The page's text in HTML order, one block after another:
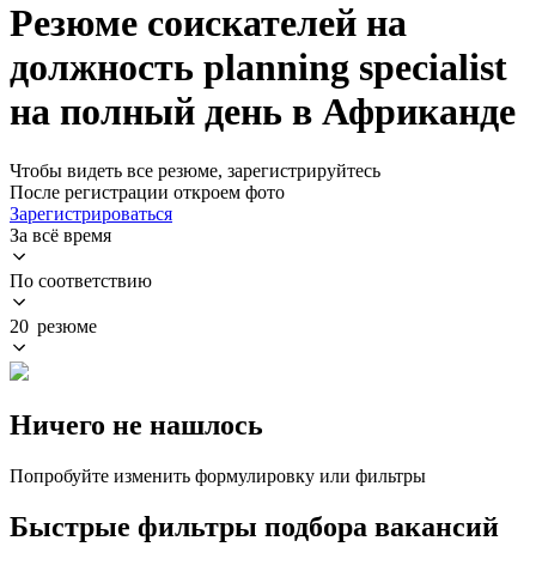
Резюме соискателей на
должность planning specialist
на полный день в Африканде
Чтобы видеть все резюме, зарегистрируйтесь
После регистрации откроем фото
Зарегистрироваться
За всё время
По соответствию
20 резюме
Ничего не нашлось
Попробуйте изменить формулировку или фильтры
Быстрые фильтры подбора вакансий